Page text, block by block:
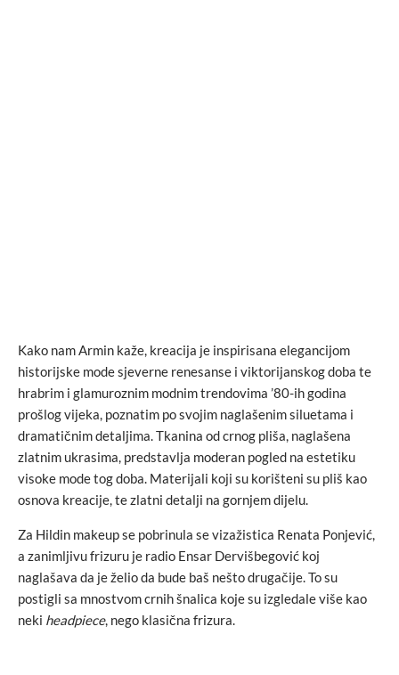
Kako nam Armin kaže, kreacija je inspirisana elegancijom
historijske mode sjeverne renesanse i viktorijanskog doba te
hrabrim i glamuroznim modnim trendovima ’80-ih godina
prošlog vijeka, poznatim po svojim naglašenim siluetama i
dramatičnim detaljima. Tkanina od crnog pliša, naglašena
zlatnim ukrasima, predstavlja moderan pogled na estetiku
visoke mode tog doba. Materijali koji su korišteni su pliš kao
osnova kreacije, te zlatni detalji na gornjem dijelu.
Za Hildin makeup se pobrinula se vizažistica Renata Ponjević,
a zanimljivu frizuru je radio Ensar Dervišbegović koj
naglašava da je želio da bude baš nešto drugačije. To su
postigli sa mnostvom crnih šnalica koje su izgledale više kao
neki headpiece, nego klasična frizura.